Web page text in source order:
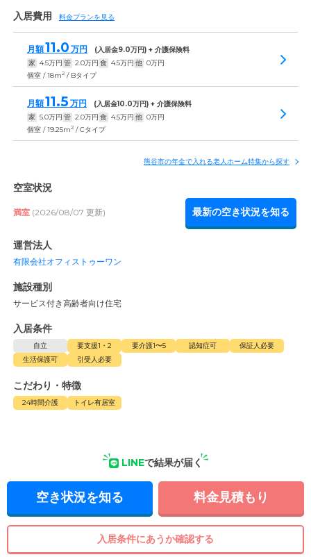
入居費用 料金プランを見る
月額11.0 万円 (入居金9.0万円) + 介護保険料
家 4.5万円 管 2.0万円 食 4.5万円 他 0万円
個室 / 18m2 / Bタイプ
月額11.5 万円 (入居金10.0万円) + 介護保険料
家 5.0万円 管 2.0万円 食 4.5万円 他 0万円
個室 / 19.25m2 / Cタイプ
熊谷市の年金で入れる老人ホーム特集から探す
空室状況
満室 (2026/08/07 更新) 最新の空き状況を知る
運営法人
有限会社オフィストゥーワン
施設種別
サービス付き高齢者向け住宅
入居条件
自立 要支援1・2 要介護1〜5 認知症可
保証人必要
生活保護可
引受人必要
こだわり・特徴
24時間介護 トイレ有居室
LINEで結果が届く
空き状況を知る 料金見積もり
入居条件にあうか確認する